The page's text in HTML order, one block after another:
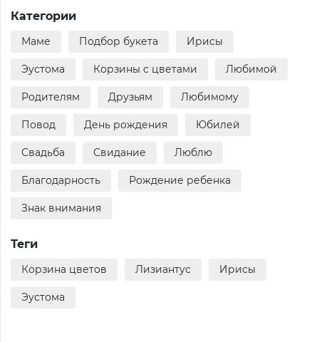
Категории
Маме Подбор букета Ирисы
Эустома Корзины с цветами Любимой
Родителям Друзьям Любимому
Повод День рождения Юбилей
Свадьба Свидание Люблю
Благодарность Рождение ребенка
Знак внимания
Теги
Корзина цветов Лизиантус Ирисы
Эустома